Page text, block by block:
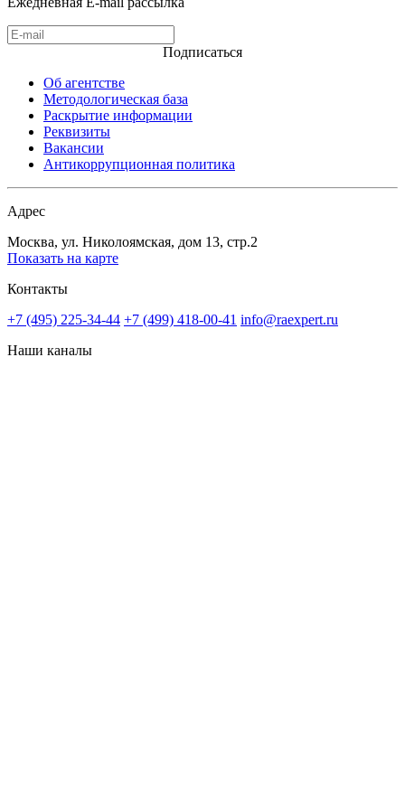
Подписаться
Об агентстве
Методологическая база
Раскрытие информации
Реквизиты
Вакансии
Антикоррупционная политика
Адрес
Москва, ул. Николоямская, дом 13, стр.2
Показать на карте
Контакты
+7 (495) 225-34-44 +7 (499) 418-00-41 info@raexpert.ru
Наши каналы